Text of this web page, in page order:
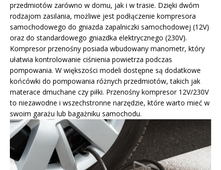
przedmiotów zarówno w domu, jak i w trasie. Dzięki dwóm
rodzajom zasilania, możliwe jest podłączenie kompresora
samochodowego do gniazda zapalniczki samochodowej (12V)
oraz do standardowego gniazdka elektrycznego (230V).
Kompresor przenośny posiada wbudowany manometr, który
ułatwia kontrolowanie ciśnienia powietrza podczas
pompowania. W większości modeli dostępne są dodatkowe
końcówki do pompowania różnych przedmiotów, takich jak
materace dmuchane czy piłki. Przenośny kompresor 12V/230V
to niezawodne i wszechstronne narzędzie, które warto mieć w
swoim garażu lub bagażniku samochodu.